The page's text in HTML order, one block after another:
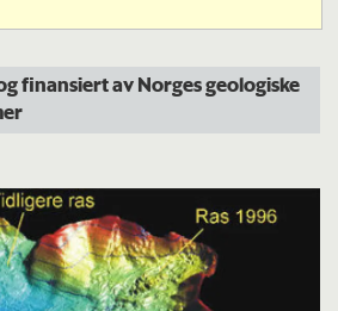
finansiert av Norges geologiske